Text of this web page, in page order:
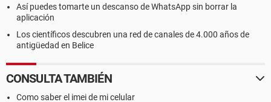
Así puedes tomarte un descanso de WhatsApp sin borrar la
aplicación
Los científicos descubren una red de canales de 4.000 años de
antigüedad en Belice
CONSULTA TAMBIÉN
Como saber el imei de mi celular